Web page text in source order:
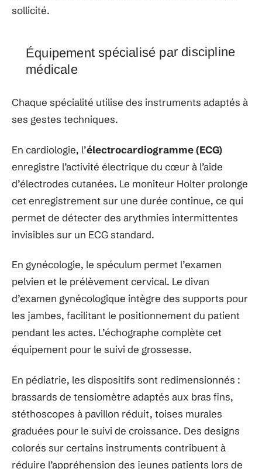
sollicité.
Équipement spécialisé par discipline
médicale
Chaque spécialité utilise des instruments adaptés à
ses gestes techniques.
En cardiologie, l’électrocardiogramme (ECG)
enregistre l’activité électrique du cœur à l’aide
d’électrodes cutanées. Le moniteur Holter prolonge
cet enregistrement sur une durée continue, ce qui
permet de détecter des arythmies intermittentes
invisibles sur un ECG standard.
En gynécologie, le spéculum permet l’examen
pelvien et le prélèvement cervical. Le divan
d’examen gynécologique intègre des supports pour
les jambes, facilitant le positionnement du patient
pendant les actes. L’échographe complète cet
équipement pour le suivi de grossesse.
En pédiatrie, les dispositifs sont redimensionnés :
brassards de tensiomètre adaptés aux bras fins,
stéthoscopes à pavillon réduit, toises murales
graduées pour le suivi de croissance. Des designs
colorés sur certains instruments contribuent à
réduire l’appréhension des jeunes patients lors de